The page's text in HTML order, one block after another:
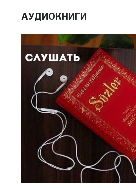
АУДИОКНИГИ